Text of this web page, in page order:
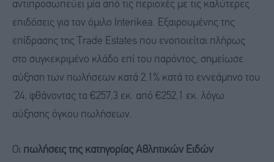
αντιπροσωπεύει μία από τις περιοχές με τις καλύτερες
επιδόσεις για τον όμιλο Interikea. Εξαιρουμένης της
επίδρασης της Trade Estates που ενοποιείται πλήρως
στο συγκεκριμένο κλάδο επί του παρόντος, σημείωσε
αύξηση των πωλήσεων κατά 2,1% κατά το εννεάμηνο του
'24, φθάνοντας τα €257,3 εκ. από €252,1 εκ. λόγω
αύξησης όγκου πωλήσεων.
Οι πωλήσεις της κατηγορίας Αθλητικών Ειδών